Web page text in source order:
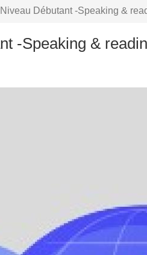
Débutant -Speaking &
-Speaking &